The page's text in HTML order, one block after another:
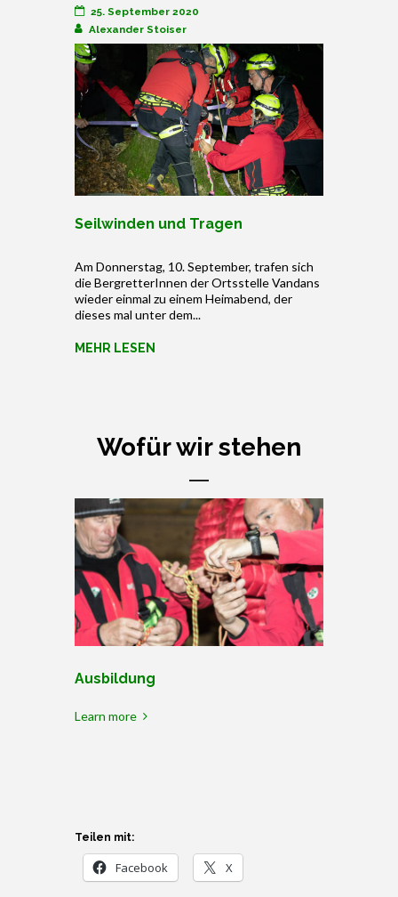
25. September 2020
Alexander Stoiser
Seilwinden und Tragen
Am Donnerstag, 10. September, trafen sich
die BergretterInnen der Ortsstelle Vandans
wieder einmal zu einem Heimabend, der
dieses mal unter dem...
MEHR LESEN
Wofür wir stehen
Ausbildung
Learn more
Teilen mit:
Facebook X